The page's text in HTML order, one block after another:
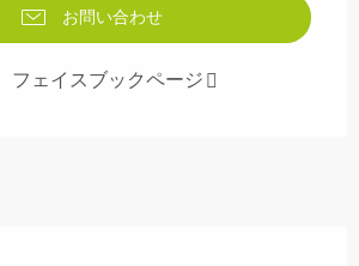
お問い合わせ
フェイスブックページ